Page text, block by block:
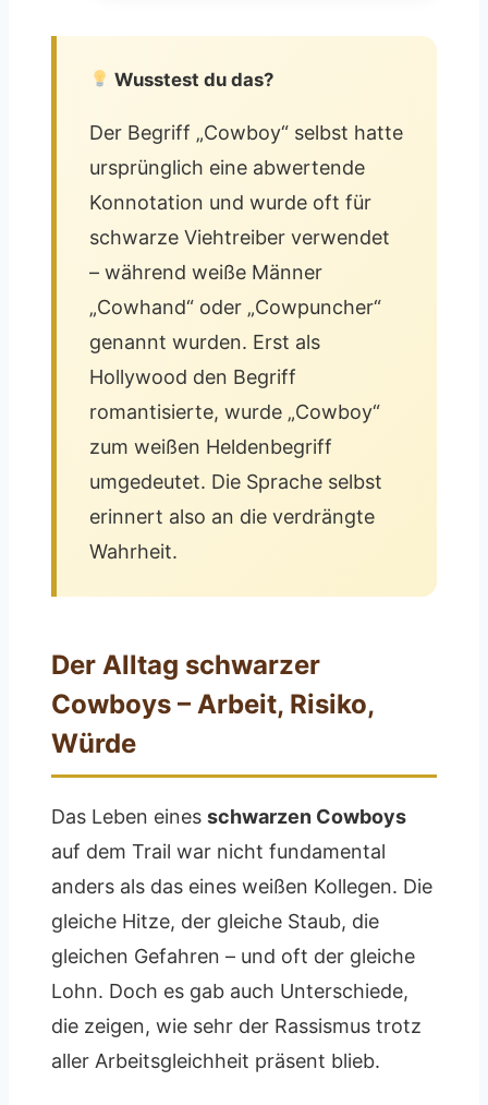
Wusstest du das?
Der Begriff „Cowboy“ selbst hatte
ursprünglich eine abwertende
Konnotation und wurde oft für
schwarze Viehtreiber verwendet
– während weiße Männer
„Cowhand“ oder „Cowpuncher“
genannt wurden. Erst als
Hollywood den Begriff
romantisierte, wurde „Cowboy“
zum weißen Heldenbegriff
umgedeutet. Die Sprache selbst
erinnert also an die verdrängte
Wahrheit.
Der Alltag schwarzer
Cowboys – Arbeit, Risiko,
Würde
Das Leben eines schwarzen Cowboys
auf dem Trail war nicht fundamental
anders als das eines weißen Kollegen. Die
gleiche Hitze, der gleiche Staub, die
gleichen Gefahren – und oft der gleiche
Lohn. Doch es gab auch Unterschiede,
die zeigen, wie sehr der Rassismus trotz
aller Arbeitsgleichheit präsent blieb.